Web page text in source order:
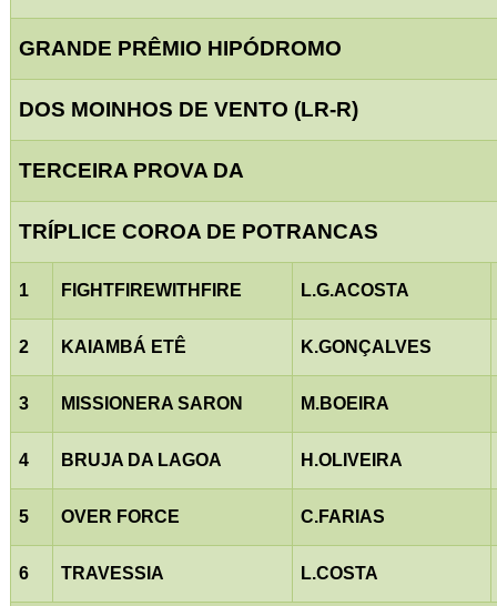
GRANDE PRÊMIO HIPÓDROMO
DOS MOINHOS DE VENTO (LR-R)
TERCEIRA PROVA DA
TRÍPLICE COROA DE POTRANCAS
1 FIGHTFIREWITHFIRE L.G.ACOSTA
2 KAIAMBÁ ETÊ K.GONÇALVES
3 MISSIONERA SARON M.BOEIRA
4 BRUJA DA LAGOA H.OLIVEIRA
5 OVER FORCE C.FARIAS
6 TRAVESSIA L.COSTA